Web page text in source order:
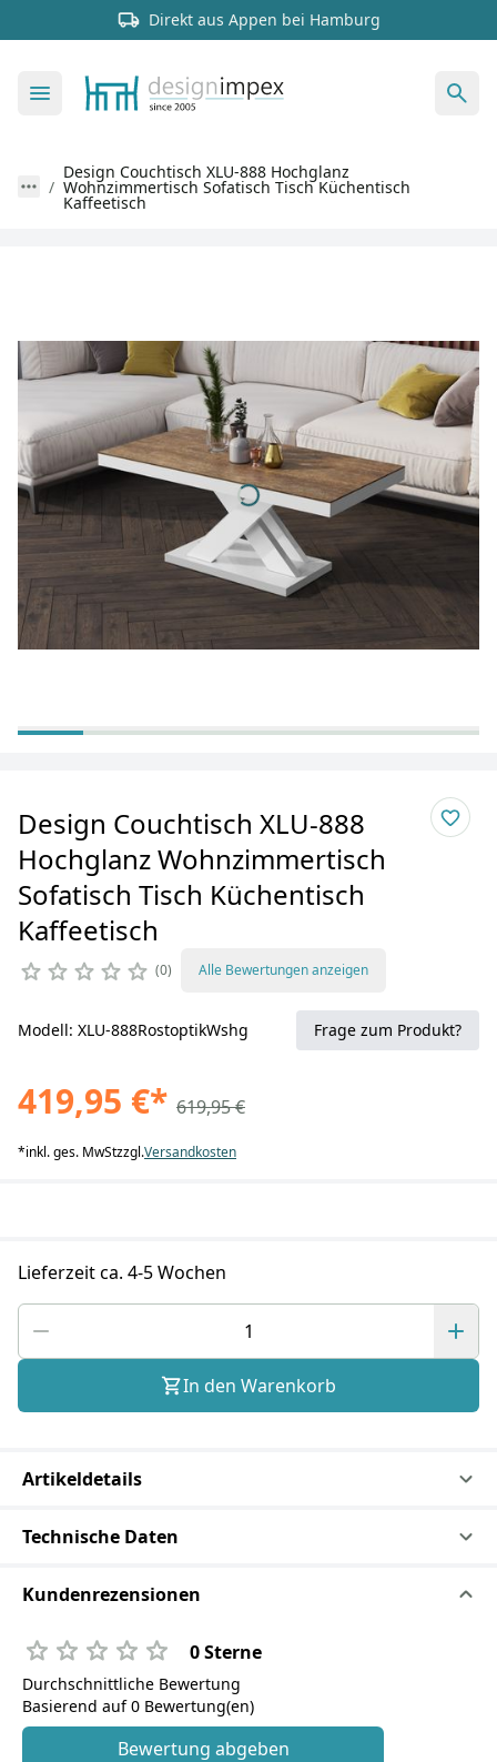
Direkt aus Appen bei Hamburg
Design Couchtisch XLU-888 Hochglanz
Wohnzimmertisch Sofatisch Tisch Küchentisch
Kaffeetisch
Design Couchtisch XLU-888
Hochglanz Wohnzimmertisch
Sofatisch Tisch Küchentisch
Kaffeetisch
0 Alle Bewertungen anzeigen
Modell: XLU-888RostoptikWshg Frage zum Produkt?
419,95 €* 619,95 €
*inkl. ges. MwStzzgl.Versandkosten
Lieferzeit ca. 4-5 Wochen
In den Warenkorb
Artikeldetails
Technische Daten
Kundenrezensionen
0 Sterne
Durchschnittliche Bewertung
Basierend auf 0 Bewertung(en)
Bewertung abgeben